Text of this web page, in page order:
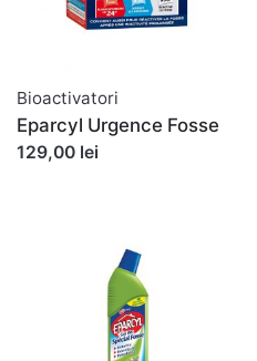
Bioactivatori
Eparcyl Urgence Fosse
129,00 lei